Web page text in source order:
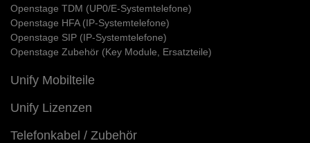
Openstage TDM (UP0/E-Systemtelefone)
Openstage HFA (IP-Systemtelefone)
Openstage SIP (IP-Systemtelefone)
Openstage Zubehör (Key Module, Ersatzteile)
Unify Mobilteile
Unify Lizenzen
Telefonkabel / Zubehör